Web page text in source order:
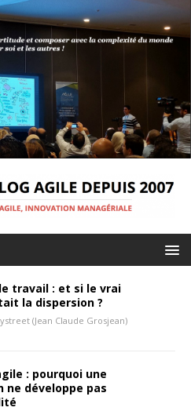
travail : et si le vrai
la dispersion ?
(Jean Claude Grosjean)
: pourquoi une
développe pas